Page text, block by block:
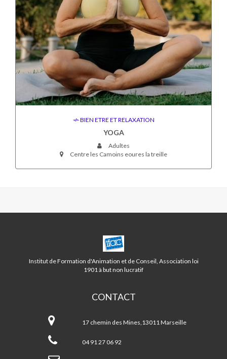
BIEN ETRE ET RELAXATION
YOGA
Adultes
Centre les Camoins eoures la treille
CENTRE
CAMOINS/EOURES
LA
TREILLE
Institut de Formation d'Animation et de Conseil, Association loi
1901 à but non lucratif
CONTACT
CAMOINS/EOURES
TREILLE
17 chemin des Mines,13011 Marseille
04 91 27 06 92